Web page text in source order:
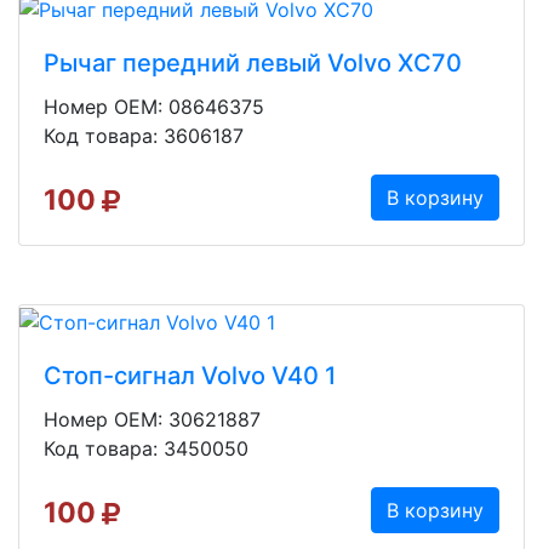
Рычаг передний левый Volvo XC70
Номер OEM: 08646375
Код товара: 3606187
100 В корзину
Стоп-сигнал Volvo V40 1
Номер OEM: 30621887
Код товара: 3450050
100 В корзину